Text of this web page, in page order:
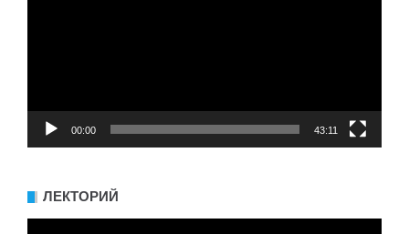
00:00 43:11
ЛЕКТОРИЙ